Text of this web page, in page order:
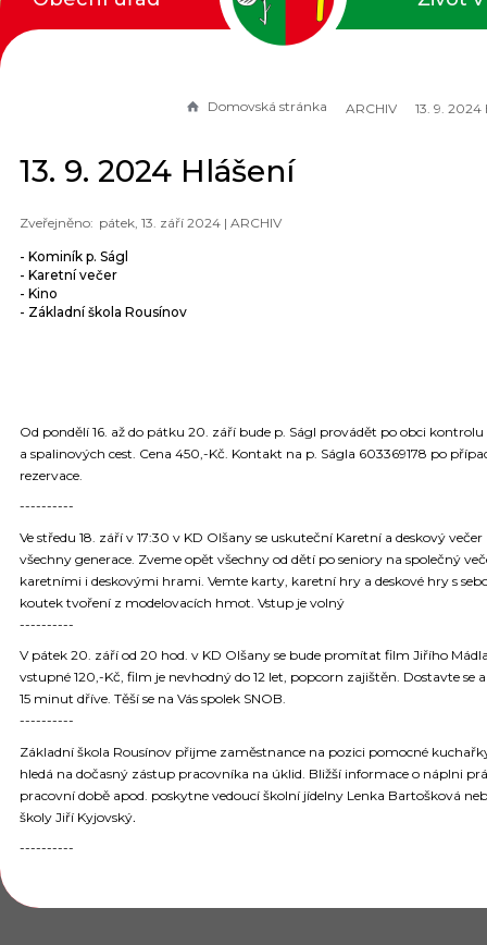
Domovská stránka ARCHIV 13. 9. 2024
13. 9. 2024 Hlášení
pátek, 13. září 2024 | ARCHIV
- Kominík p. Ságl
- Karetní večer
- Kino
- Základní škola Rousínov
Od pondělí 16. až do pátku 20. září bude p. Ságl provádět po obci
a spalinových cest. Cena 450,-Kč. Kontakt na p. Ságla 603369178 po
rezervace.
----------
Ve středu 18. září v 17:30 v KD Olšany se uskuteční Karetní a deskový večer
všechny generace. Zveme opět všechny od dětí po seniory na společný
karetními i deskovými hrami. Vemte karty, karetní hry a deskové hry s
koutek tvoření z modelovacích hmot. Vstup je volný
----------
V pátek 20. září od 20 hod. v KD Olšany se bude promítat film Jiřího
vstupné 120,-Kč, film je nevhodný do 12 let, popcorn zajištěn. Dostavte se
15 minut dříve. Těší se na Vás spolek SNOB.
----------
Základní škola Rousínov přijme zaměstnance na pozici pomocné
hledá na dočasný zástup pracovníka na úklid. Bližší informace o náplni
pracovní době apod. poskytne vedoucí školní jídelny Lenka Bartošková
školy Jiří Kyjovský.
----------